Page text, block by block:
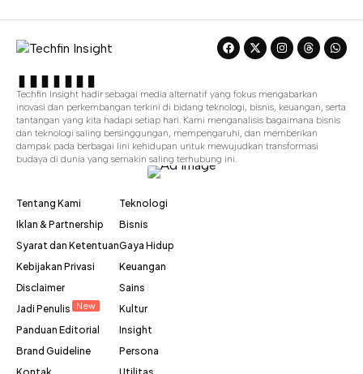
Techfin Insight hadir sebagai media alternatif yang fokus mengabarkan
inovasi dan perkembangan terkini di bidang teknologi, bisnis, keuangan, serta
tantangan yang kita hadapi setiap hari. Kami menganalisis bagaimana bisnis
dan teknologi saling bersinggungan, mempengaruhi, dan memberikan
dampak pada berbagai lini kehidupan untuk mewujudkan transformasi
budaya di dunia yang semakin saling terhubung ini.
Tentang Kami
Iklan & Partnership
Syarat dan Ketentuan
Kebijakan Privasi
Disclaimer
Jadi Penulis
New
Panduan Editorial
Brand Guideline
Teknologi
Bisnis
Gaya Hidup
Keuangan
Sains
Kultur
Insight
Persona